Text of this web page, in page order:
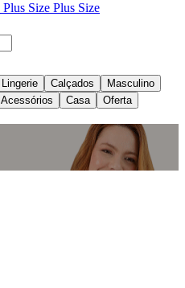
Plus Size Plus Size
Lingerie Calçados
Masculino
Acessórios Casa Oferta